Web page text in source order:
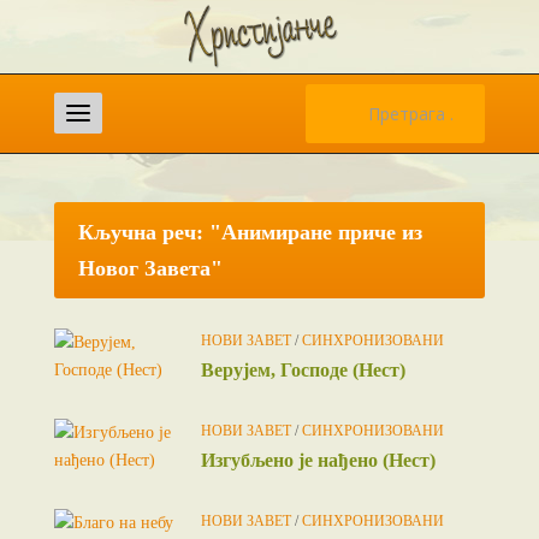
Кључна реч: "Анимиране приче из
Новог Завета"
НОВИ ЗАВЕТ/СИНХРОНИЗОВАНИ
Верујем, Господе (Нест)
НОВИ ЗАВЕТ/СИНХРОНИЗОВАНИ
Изгубљено је нађено (Нест)
НОВИ ЗАВЕТ/СИНХРОНИЗОВАНИ